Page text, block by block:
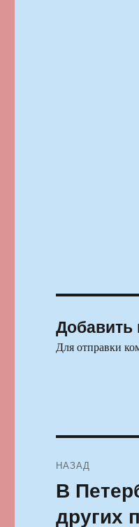
Добавить
Для отправки
по
записям
НАЗАД
Предыдущая
В
других